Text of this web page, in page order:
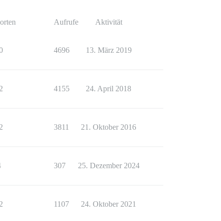
Aufrufe Aktivität
4696 13. März 2019
4155 24. April 2018
3811 21. Oktober 2016
307 25. Dezember 2024
1107 24. Oktober 2021